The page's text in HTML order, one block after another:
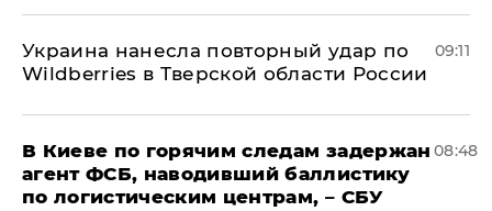
Украина нанесла повторный удар по
Wildberries в Тверской области России
09:11
В Киеве по горячим следам задержан
агент ФСБ, наводивший баллистику
по логистическим центрам, – СБУ
08:48